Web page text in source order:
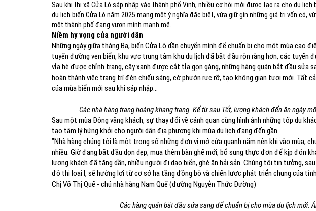
Sau khi thị xã Cửa Lò sáp nhập vào thành phố Vinh, nhiều cơ hội mới được tạo ra cho du lịch
du lịch biển Cửa Lò năm 2025 mang một ý nghĩa đặc biệt, vừa giữ gìn những giá trị vốn có,
một thành phố đang vươn mình mạnh mẽ.
Niềm hy vọng của người dân
Những ngày giữa tháng Ba, biển Cửa Lò dần chuyển mình để chuẩn bị cho một mùa cao
tuyến đường ven biển, khu vực trung tâm khu du lịch đã bắt đầu rộn ràng hơn, các tuyến
vỉa hè được chỉnh trang, cây xanh được cắt tỉa gọn gàng, những hàng quán bắt đầu sửa
hoàn thành việc trang trí đèn chiếu sáng, cờ phướn rực rỡ, tạo không gian tươi mới. Tất
của mùa biển mới sau khi sáp nhập...
Các nhà hàng trang hoàng khang trang. Kể từ sau Tết, lượng khách đến ăn ngày
Sau một mùa Đông vắng khách, sự thay đổi về cảnh quan cùng hình ảnh những tốp du
tạo tâm lý hứng khởi cho người dân địa phương khi mùa du lịch đang đến gần.
"Nhà hàng chúng tôi là một trong số những đơn vị mở cửa quanh năm nên khi vào mùa,
nhiều. Giờ đang bắt đầu dọn dẹp, mua thêm bàn ghế mới, bổ sung thực đơn để kịp đón
lượng khách đã tăng dần, nhiều người đi dạo biển, ghé ăn hải sản. Chúng tôi tin tưởng,
đô thị loại I, sẽ hưởng lợi từ cơ sở hạ tầng đồng bộ và chiến lược phát triển chung của
Chị Võ Thị Quế - chủ nhà hàng Nam Quế (đường Nguyễn Thức Đường)
Các hàng quán bắt đầu sửa sang để chuẩn bị cho mùa du lịch mới.